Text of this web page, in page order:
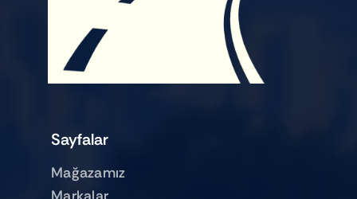
Sayfalar
Mağazamız